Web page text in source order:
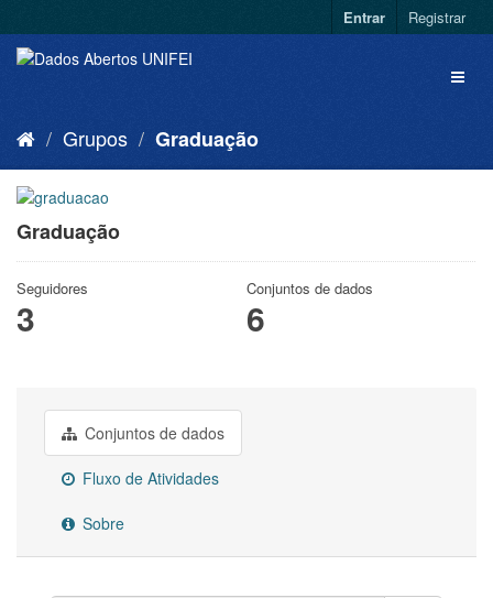
Entrar Registrar
Grupos Graduação
Graduação
Seguidores
3
Conjuntos de dados
6
Conjuntos de dados
Fluxo de Atividades
Sobre